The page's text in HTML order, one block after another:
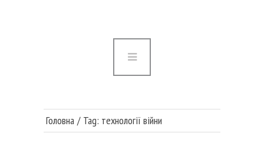
Війна в Україні
Публікації
Головна Tag: технології війни